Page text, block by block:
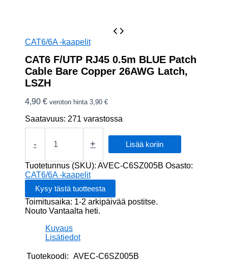
CAT6/6A -kaapelit
CAT6 F/UTP RJ45 0.5m BLUE Patch
Cable Bare Copper 26AWG Latch,
LSZH
4,90 € veroton hinta 3,90 €
Saatavuus: 271 varastossa
-
0.5m
BLUE
Patch
Cable
Bare
Copper
26AWG
määrä
+ Lisää koriin
Tuotetunnus (SKU): AVEC-C6SZ005B Osasto:
CAT6/6A -kaapelit
Toimitusaika: 1-2 arkipäivää postitse.
Nouto Vantaalta heti.
Kuvaus
Lisätiedot
Tuotekoodi: AVEC-C6SZ005B